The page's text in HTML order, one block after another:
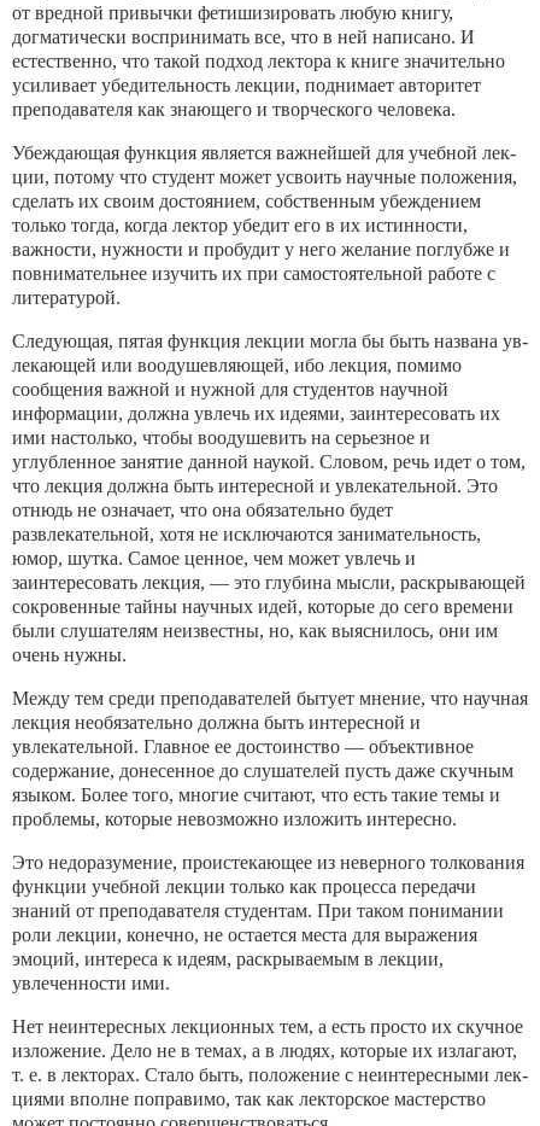
от вредной привычки фетишизи­ровать любую книгу,
догматически воспринимать все, что в ней написано. И
естественно, что такой подход лектора к книге зна­чительно
усиливает убедительность лекции, поднимает автори­тет
преподавателя как знающего и творческого человека.
Убеждающая функция является важнейшей для учебной лек­
ции, потому что студент может усвоить научные положения,
сделать их своим достоянием, собственным убеждением
только тогда, когда лектор убедит его в их истинности,
важности, нуж­ности и пробудит у него желание поглубже и
повнимательнее изучить их при самостоятельной работе с
литературой.
Следующая, пятая функция лекции могла бы быть названа ув­
лекающей или воодушевляющей, ибо лекция, помимо
сообщения важной и нужной для студентов научной
информации, должна увлечь их идеями, заинтересовать их
ими настолько, чтобы воодушевить на серьезное и
углубленное занятие данной наукой. Словом, речь идет о том,
что лекция должна быть интересной и увлекательной. Это
отнюдь не означает, что она обязательно бу­дет
развлекательной, хотя не исключаются занимательность,
юмор, шутка. Самое ценное, чем может увлечь и
заинтересовать лекция, — это глубина мысли, раскрывающей
сокровенные тай­ны научных идей, которые до сего времени
были слушателям не­известны, но, как выяснилось, они им
очень нужны.
Между тем среди преподавателей бытует мнение, что научная
лекция необязательно должна быть интересной и
увлекательной. Главное ее достоинство — объективное
содержание, доне­сенное до слушателей пусть даже скучным
языком. Более того, многие считают, что есть такие темы и
проблемы, которые не­возможно изложить интересно.
Это недоразумение, проистекающее из неверного толкования
функции учебной лекции только как процесса передачи
знаний от преподавателя студентам. При таком понимании
роли лек­ции, конечно, не остается места для выражения
эмоций, интере­са к идеям, раскрываемым в лекции,
увлеченности ими.
Нет неинтересных лекционных тем, а есть просто их скучное
изложение. Дело не в темах, а в людях, которые их излагают,
т. е. в лекторах. Стало быть, положение с неинтересными лек­
циями вполне поправимо, так как лекторское мастерство